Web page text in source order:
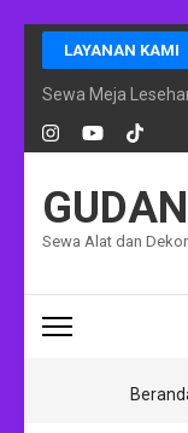
Lompat
ke
konten
(Tekan
Enter)
LAYANAN KAMI
Sewa Meja
Sewa Alat dan